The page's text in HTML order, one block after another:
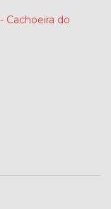
Cachoeira do